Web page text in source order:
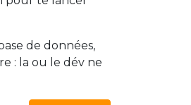
de données,
: la ou le dév ne